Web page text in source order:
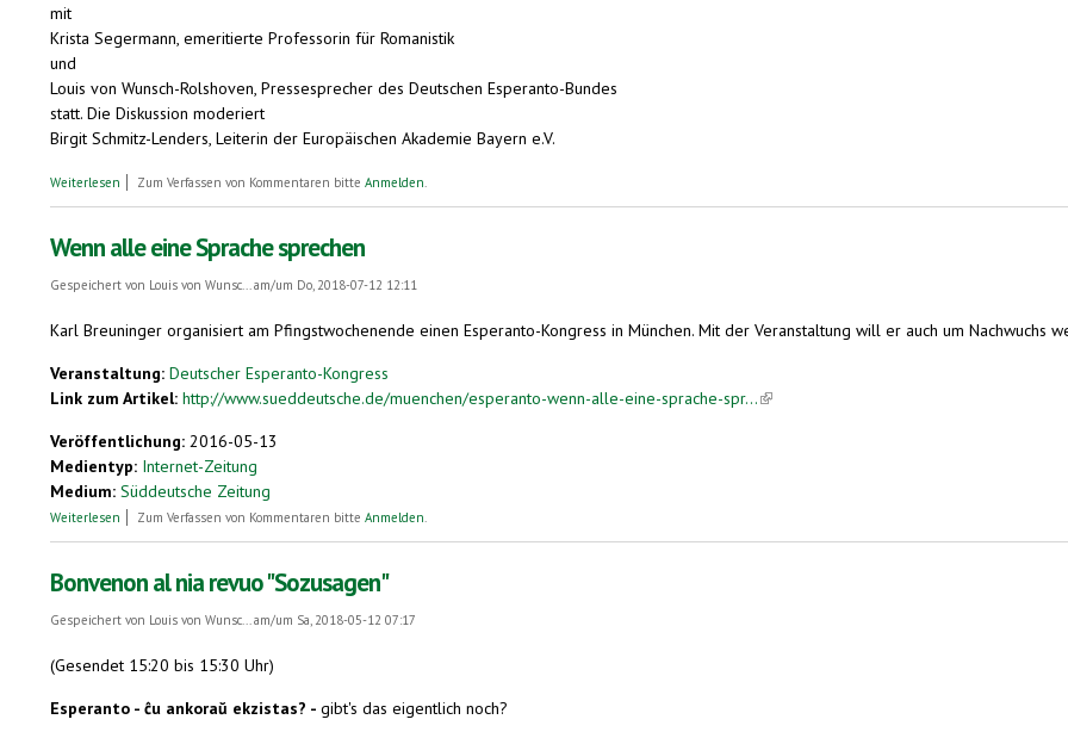
mit
Krista Segermann, emeritierte Professorin für Romanistik
und
Louis von Wunsch-Rolshoven, Pressesprecher des Deutschen Esperanto-Bundes
statt. Die Diskussion moderiert
Birgit Schmitz-Lenders, Leiterin der Europäischen Akademie Bayern e.V.
Weiterlesen über Esperanto für Sprachenvielfalt und gleichberechtigtes Verstehen. Podiumsdiskussion zur Sprachenvielfalt
Zum Verfassen von Kommentaren bitte Anmelden.
Wenn alle eine Sprache sprechen
Gespeichert von Louis von Wunsc...am/um Do, 2018-07-12 12:11
Karl Breuninger organisiert am Pfingstwochenende einen Esperanto-Kongress in München. Mit der Veranstaltung will er auch um Nachwuchs
Veranstaltung: Deutscher Esperanto-Kongress
Link zum Artikel: http://www.sueddeutsche.de/muenchen/esperanto-wenn-alle-eine-sprache-spr...(link is external)
Veröffentlichung: 2016-05-13
Medientyp: Internet-Zeitung
Medium: Süddeutsche Zeitung
Weiterlesen über Wenn alle eine Sprache sprechen
Zum Verfassen von Kommentaren bitte Anmelden.
Bonvenon al nia revuo "Sozusagen"
Gespeichert von Louis von Wunsc...am/um Sa, 2018-05-12 07:17
(Gesendet 15:20 bis 15:30 Uhr)
Esperanto - ĉu ankoraŭ ekzistas? - gibt's das eigentlich noch?